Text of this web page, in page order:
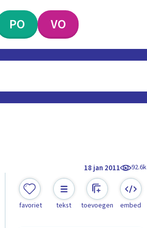
PO VO
18 jan 2011 92.6k
favoriet tekst toevoegen embed